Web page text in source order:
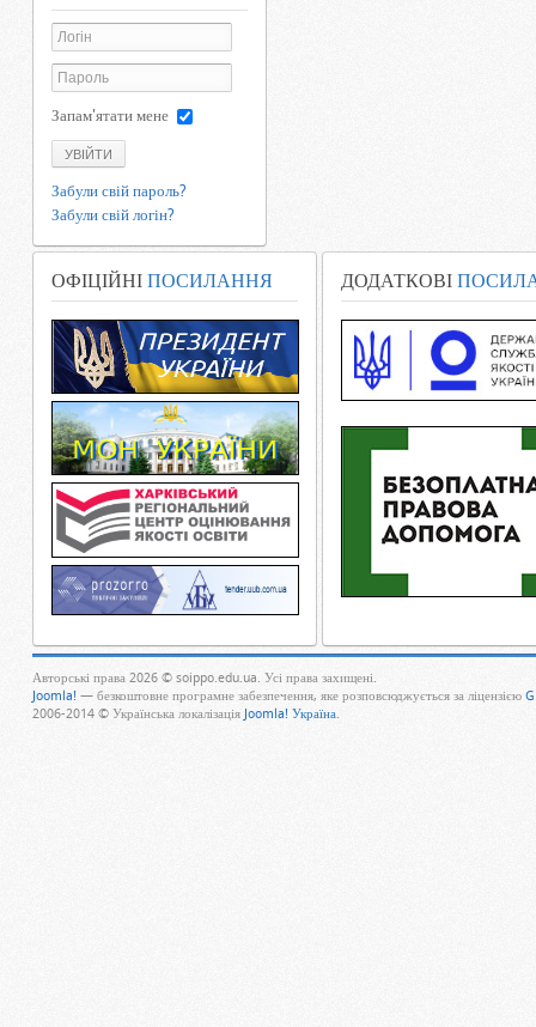
Запам'ятати мене
УВІЙТИ
Забули свій пароль?
Забули свій логін?
ОФІЦІЙНІ ПОСИЛАННЯ ДОДАТКОВІ
Авторські права 2026 © soippo.edu.ua. Усі права захищені.
Joomla! — безкоштовне програмне забезпечення, яке розповсюджується за ліцензією
2006-2014 © Українська локалізація Joomla! Україна.